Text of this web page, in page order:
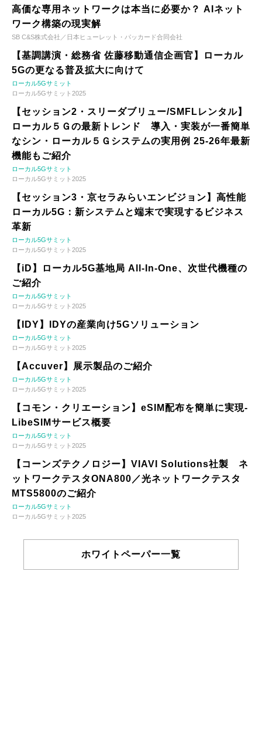
高価な専用ネットワークは本当に必要か？ AIネット
ワーク構築の現実解
SB C&S株式会社／日本ヒューレット・パッカード合同会社
【基調講演・総務省 佐藤移動通信企画官】ローカル
5Gの更なる普及拡大に向けて
ローカル5Gサミット
ローカル5Gサミット2025
【セッション2・スリーダブリュー/SMFLレンタル】
ローカル５Ｇの最新トレンド 導入・実装が一番簡単
なシン・ローカル５Ｇシステムの実用例 25-26年最新
機能もご紹介
ローカル5Gサミット
ローカル5Gサミット2025
【セッション3・京セラみらいエンビジョン】高性能
ローカル5G：新システムと端末で実現するビジネス
革新
ローカル5Gサミット
ローカル5Gサミット2025
【iD】ローカル5G基地局 All-In-One、次世代機種の
ご紹介
ローカル5Gサミット
ローカル5Gサミット2025
【IDY】IDYの産業向け5Gソリューション
ローカル5Gサミット
ローカル5Gサミット2025
【Accuver】展示製品のご紹介
ローカル5Gサミット
ローカル5Gサミット2025
【コモン・クリエーション】eSIM配布を簡単に実現-
LibeSIMサービス概要
ローカル5Gサミット
ローカル5Gサミット2025
【コーンズテクノロジー】VIAVI Solutions社製 ネ
ットワークテスタONA800／光ネットワークテスタ
MTS5800のご紹介
ローカル5Gサミット
ローカル5Gサミット2025
ホワイトペーパー一覧